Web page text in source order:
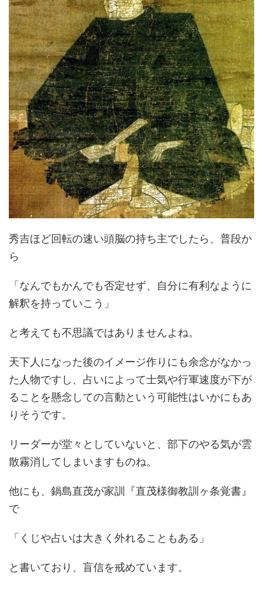
秀吉ほど回転の速い頭脳の持ち主でしたら、普段か
ら
「なんでもかんでも否定せず、自分に有利なように
解釈を持っていこう」
と考えても不思議ではありませんよね。
天下人になった後のイメージ作りにも余念がなかっ
た人物ですし、占いによって士気や行軍速度が下が
ることを懸念しての言動という可能性はいかにもあ
りそうです。
リーダーが堂々としていないと、部下のやる気が雲
散霧消してしまいますものね。
他にも、鍋島直茂が家訓『直茂様御教訓ヶ条覚書』
で
「くじや占いは大きく外れることもある」
と書いており、盲信を戒めています。